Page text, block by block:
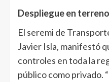
Despliegue en terreno
El seremi de
Javier Isla, manifestó
controles en toda la
público como privado.